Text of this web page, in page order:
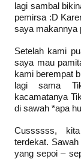
lagi sambal
pemirsa :D
saya makannya
Setelah kami
saya mau
kami berempat
lagi sama
kacamatanya
di sawah *apa
Cussssss,
terdekat. Sawah
yang sepoi –